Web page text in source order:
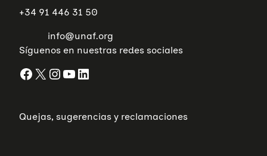
+34 91 446 31 50
info@unaf.org
Síguenos en nuestras redes sociales
Facebook X InstagramYouTube LinkedIn
Quejas, sugerencias y reclamaciones